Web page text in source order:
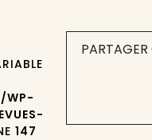
WP-
147